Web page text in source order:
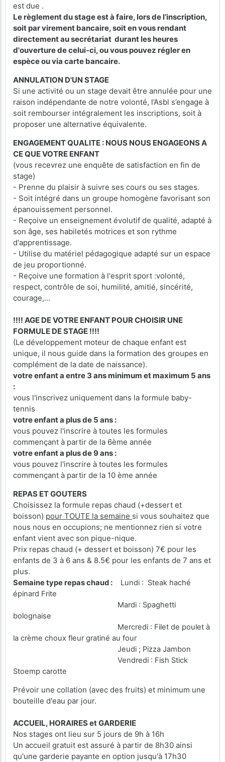
est due .
Le règlement du stage est à faire, lors de l’inscription,
soit par virement bancaire, soit en vous rendant
directement au secrétariat durant les heures
d'ouverture de celui-ci, ou vous pouvez régler en
espèce ou via carte bancaire.
ANNULATION D'UN STAGE
Si une activité ou un stage devait être annulée pour une
raison indépendante de notre volonté, l’Asbl s’engage à
soit rembourser intégralement les inscriptions, soit à
proposer une alternative équivalente.
ENGAGEMENT QUALITE : NOUS NOUS ENGAGEONS A
CE QUE VOTRE ENFANT
(vous recevrez une enquête de satisfaction en fin de
stage)
- Prenne du plaisir à suivre ses cours ou ses stages.
- Soit intégré dans un groupe homogène favorisant son
épanouissement personnel.
- Reçoive un enseignement évolutif de qualité, adapté à
son âge, ses habiletés motrices et son rythme
d'apprentissage.
- Utilise du matériel pédagogique adapté sur un espace
de jeu proportionné.
- Reçoive une formation à l'esprit sport :volonté,
respect, contrôle de soi, humilité, amitié, sincérité,
courage,...
!!!! AGE DE VOTRE ENFANT POUR CHOISIR UNE
FORMULE DE STAGE !!!!
(Le développement moteur de chaque enfant est
unique, il nous guide dans la formation des groupes en
complément de la date de naissance).
votre enfant a entre 3 ans minimum et maximum 5 ans
:
vous l'inscrivez uniquement dans la formule baby-
tennis
votre enfant a plus de 5 ans :
vous pouvez l'inscrire à toutes les formules
commençant à partir de la 6ème année
votre enfant a plus de 9 ans :
vous pouvez l'inscrire à toutes les formules
commençant à partir de la 10 ème année
REPAS ET GOUTERS
Choisissez la formule repas chaud (+dessert et
boisson) pour TOUTE la semaine si vous souhaitez que
nous nous en occupions; ne mentionnez rien si votre
enfant vient avec son pique-nique.
Prix repas chaud (+ dessert et boisson) 7€ pour les
enfants de 3 à 6 ans & 8.5€ pour les enfants de 7 ans et
plus.
Semaine type repas chaud : Lundi : Steak haché
épinard Frite
Mardi : Spaghetti
bolognaise
Mercredi : Filet de poulet à
la crème choux fleur gratiné au four
Jeudi ; Pizza Jambon
Vendredi : Fish Stick
Stoemp carotte
Prévoir une collation (avec des fruits) et minimum une
bouteille d'eau par jour.
ACCUEIL, HORAIRES et GARDERIE
Nos stages ont lieu sur 5 jours de 9h à 16h
Un accueil gratuit est assuré à partir de 8h30 ainsi
qu'une garderie payante en option jusqu'à 17h30